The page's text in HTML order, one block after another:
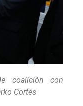
coalición con
Cortés